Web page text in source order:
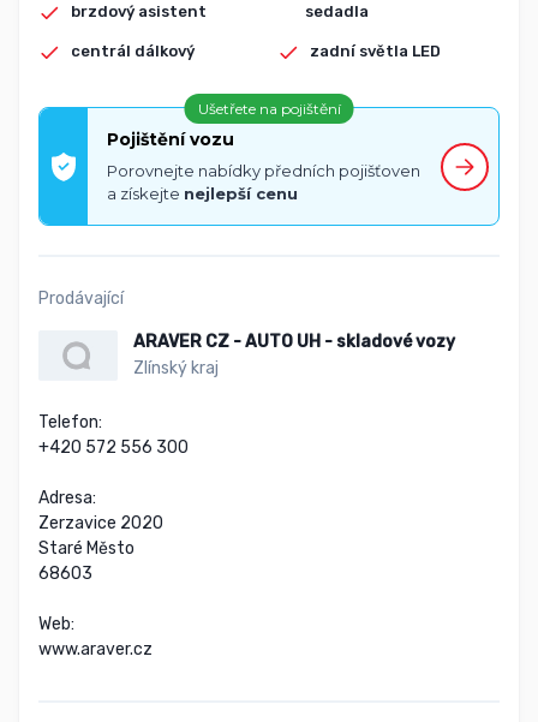
brzdový asistent
centrál dálkový
sedadla
zadní světla LED
Ušetřete na pojištění
Pojištění vozu
Porovnejte nabídky předních pojišťoven
a získejte nejlepší cenu
Prodávající
ARAVER CZ - AUTO UH - skladové vozy
Zlínský kraj
Telefon:
+420 572 556 300
Adresa:
Zerzavice 2020
Staré Město
68603
Web:
www.araver.cz